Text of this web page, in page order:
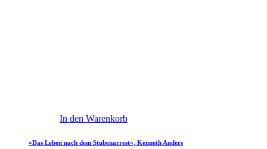
In den Warenkorb
»Das Leben nach dem Stubenarrest«, Kenneth Anders